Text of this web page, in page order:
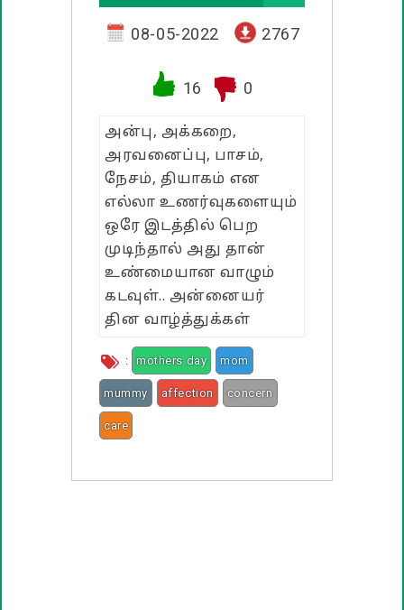
பண்டிகை வாழ்த்துக்கள்
08-05-2022 2767
16 0
அன்பு, அக்கறை,
அரவனைப்பு, பாசம்,
நேசம், தியாகம் என
எல்லா உணர்வுகளையும்
ஒரே இடத்தில் பெற
முடிந்தால் அது தான்
உண்மையான வாழும்
கடவுள்.. அன்னையர்
தின வாழ்த்துக்கள்
: mothers day mom
mummy affection concern
care